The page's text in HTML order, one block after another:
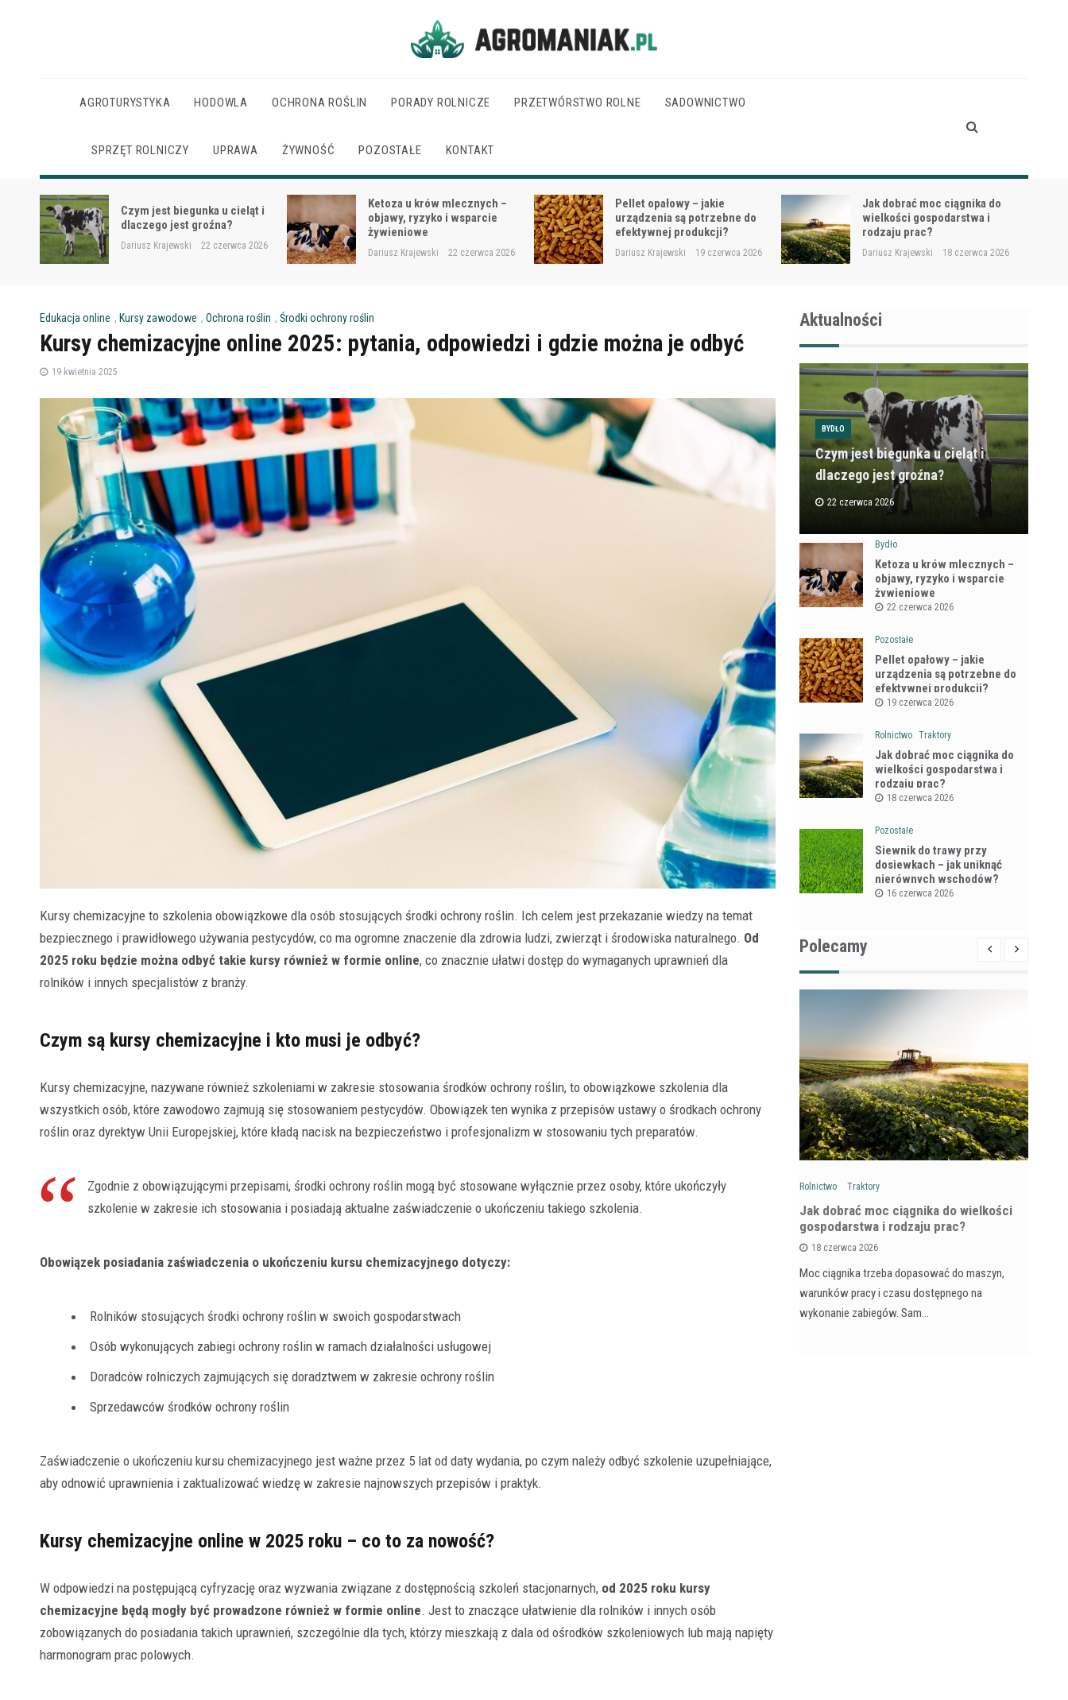
AGROTURYSTYKA HODOWLA OCHRONA ROŚLIN PORADY ROLNICZE PRZETWÓRSTWO ROLNE SADOWNICTWO
SPRZĘT ROLNICZY UPRAWA ŻYWNOŚĆ POZOSTAŁE KONTAKT
Ketoza u krów mlecznych –
objawy, ryzyko i wsparcie
żywieniowe
Dariusz Krajewski
Pellet opałowy – jakie
urządzenia są potrzebne do
efektywnej produkcji?
Dariusz Krajewski 19 czerwca 2026
Jak dobrać moc ciągnika do
wielkości gospodarstwa i
rodzaju prac?
Dariusz Krajewski 18 czerwca 2026
Siewnik do trawy przy
dosiewkach – jak uniknąć
nierównych wschodów?
Dariusz Krajewski 16 czerwca 2026
Edukacja online , Kursy zawodowe , Ochrona roślin , Środki ochrony roślin
Kursy chemizacyjne online 2025: pytania, odpowiedzi i gdzie można je odbyć
19 kwietnia 2025
Kursy chemizacyjne to szkolenia obowiązkowe dla osób stosujących środki ochrony roślin. Ich celem jest przekazanie wiedzy na temat
bezpiecznego i prawidłowego używania pestycydów, co ma ogromne znaczenie dla zdrowia ludzi, zwierząt i środowiska naturalnego. Od
2025 roku będzie można odbyć takie kursy również w formie online, co znacznie ułatwi dostęp do wymaganych uprawnień dla
rolników i innych specjalistów z branży.
Czym są kursy chemizacyjne i kto musi je odbyć?
Kursy chemizacyjne, nazywane również szkoleniami w zakresie stosowania środków ochrony roślin, to obowiązkowe szkolenia dla
wszystkich osób, które zawodowo zajmują się stosowaniem pestycydów. Obowiązek ten wynika z przepisów ustawy o środkach ochrony
roślin oraz dyrektyw Unii Europejskiej, które kładą nacisk na bezpieczeństwo i profesjonalizm w stosowaniu tych preparatów.
Zgodnie z obowiązującymi przepisami, środki ochrony roślin mogą być stosowane wyłącznie przez osoby, które ukończyły
szkolenie w zakresie ich stosowania i posiadają aktualne zaświadczenie o ukończeniu takiego szkolenia.
Obowiązek posiadania zaświadczenia o ukończeniu kursu chemizacyjnego dotyczy:
Rolników stosujących środki ochrony roślin w swoich gospodarstwach
Osób wykonujących zabiegi ochrony roślin w ramach działalności usługowej
Doradców rolniczych zajmujących się doradztwem w zakresie ochrony roślin
Sprzedawców środków ochrony roślin
Zaświadczenie o ukończeniu kursu chemizacyjnego jest ważne przez 5 lat od daty wydania, po czym należy odbyć szkolenie uzupełniające,
aby odnowić uprawnienia i zaktualizować wiedzę w zakresie najnowszych przepisów i praktyk.
Kursy chemizacyjne online w 2025 roku – co to za nowość?
W odpowiedzi na postępującą cyfryzację oraz wyzwania związane z dostępnością szkoleń stacjonarnych, od 2025 roku kursy
chemizacyjne będą mogły być prowadzone również w formie online. Jest to znaczące ułatwienie dla rolników i innych osób
zobowiązanych do posiadania takich uprawnień, szczególnie dla tych, którzy mieszkają z dala od ośrodków szkoleniowych lub mają napięty
harmonogram prac polowych.
Aktualności
BYDŁO
Czym jest biegunka u cieląt i
dlaczego jest groźna?
22 czerwca 2026
Bydło
Ketoza u krów mlecznych –
objawy, ryzyko i wsparcie
żywieniowe
22 czerwca 2026
Pozostałe
Pellet opałowy – jakie
urządzenia są potrzebne do
efektywnej produkcji?
19 czerwca 2026
Rolnictwo Traktory
Jak dobrać moc ciągnika do
wielkości gospodarstwa i
rodzaju prac?
18 czerwca 2026
Pozostałe
Siewnik do trawy przy
dosiewkach – jak uniknąć
nierównych wschodów?
16 czerwca 2026
Polecamy
Rolnictwo
Klucz do jakości w rolnictwie: Na czym
Rolnictwo Traktory
Jak dobrać moc ciągnika do wielkości
gospodarstwa i rodzaju prac?
18 czerwca 2026
Moc ciągnika trzeba dopasować do maszyn,
warunków pracy i czasu dostępnego na
wykonanie zabiegów. Sam…